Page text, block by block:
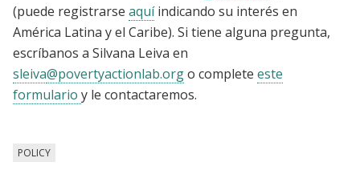
(puede registrarse aquíindicando su interés en
América Latina y el Caribe). Si tiene alguna pregunta,
escríbanos a Silvana Leiva en
sleiva@povertyactionlab.orgo complete este
formulario y le contactaremos.
POLICY